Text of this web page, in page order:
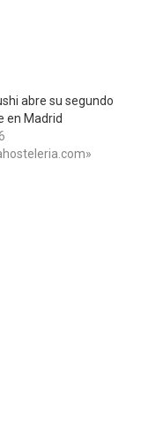
abre su segundo
en Madrid